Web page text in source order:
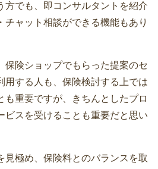
方でも、即コンサルタントを紹介
チャット相談ができる機能もあり
保険ショップでもらった提案のセ
用する人も、保険検討する上では
も重要ですが、きちんとしたプロ
ビスを受けることも重要だと思い
見極め、保険料とのバランスを取